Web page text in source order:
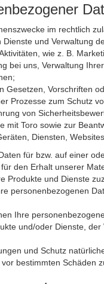
im rechtlich
und Verwaltung
wie z. B.
bei uns, Verwaltung
Gesetzen, Vorschriften
Prozesse zum Schutz
von
mit Toro sowie zur
Diensten,
für bzw. auf einer
den Erhalt unserer
Produkte und Dienste
personenbezogenen
Ihre
und/oder Dienste,
und Schutz
bestimmten Schäden